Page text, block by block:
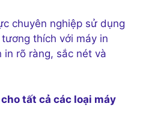
chuyên nghiệp sử dụng
thích với máy in
rõ ràng, sắc nét và
tất cả các loại máy